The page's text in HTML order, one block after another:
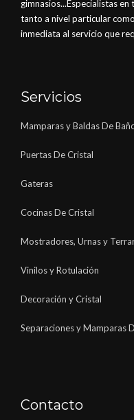
gimnasios...Especialistas
tanto a nivel particular
inmediata al servicio que
Servicios
Mamparas y Baldas De
Puertas De Cristal
Gateras
Cocinas De Cristal
Mostradores, Urnas y
Vinilos y Rotulación
Decoración y Cristal
Separaciones y Mamparas
Contacto